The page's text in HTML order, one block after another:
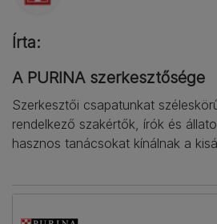
Írta:
A PURINA szerkesztősége
Szerkesztői csapatunkat
rendelkező szakértők, írók és
hasznos tanácsokat kínálnak a